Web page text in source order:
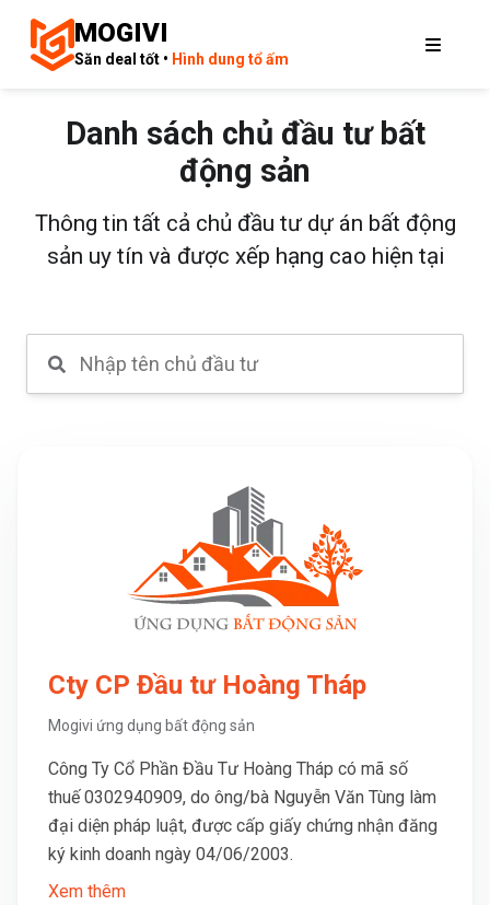
MOGIVI
Săn deal tốt • Hình dung tổ ấm
Danh sách chủ đầu tư bất
động sản
Thông tin tất cả chủ đầu tư dự án bất động
sản uy tín và được xếp hạng cao hiện tại
Cty CP Đầu tư Hoàng Tháp
Mogivi ứng dụng bất động sản
Công Ty Cổ Phần Đầu Tư Hoàng Tháp có mã số
thuế 0302940909, do ông/bà Nguyễn Văn Tùng làm
đại diện pháp luật, được cấp giấy chứng nhận đăng
ký kinh doanh ngày 04/06/2003.
Xem thêm